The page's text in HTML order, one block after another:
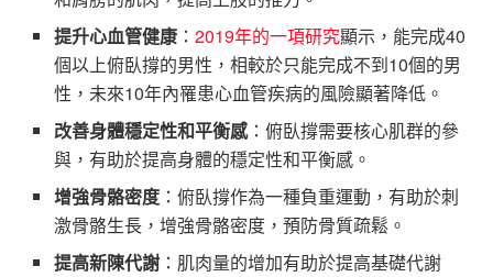
提升心血管健康 ：2019年的一項研究顯示，能完成40
個以上俯臥撐的男性，相較於只能完成不到10個的男
性，未來10年內罹患心血管疾病的風險顯著降低。
改善身體穩定性和平衡感：俯臥撐需要核心肌群的參
與，有助於提高身體的穩定性和平衡感。
增強骨骼密度 ：俯臥撐作為一種負重運動，有助於刺
激骨骼生長，增強骨骼密度，預防骨質疏鬆。
提高新陳代謝 ：肌肉量的增加有助於提高基礎代謝